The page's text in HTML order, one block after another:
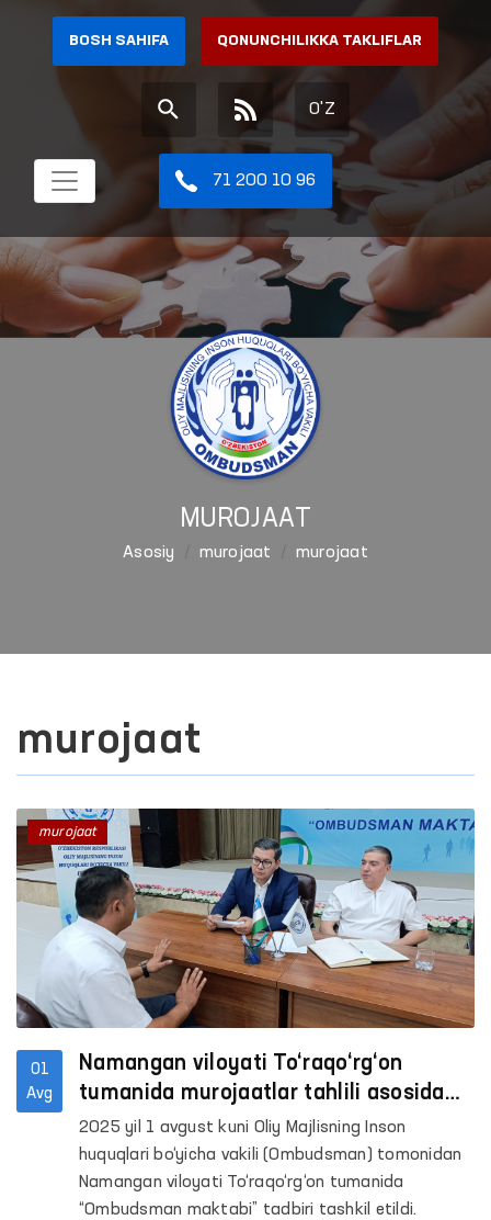
BOSH SAHIFA QONUNCHILIKKA TAKLIFLAR
O'Z
71 200 10 96
MUROJAAT
Asosiy murojaat murojaat
murojaat
01
Avg
Namangan viloyati To‘raqo‘rg‘on
tumanida murojaatlar tahlili asosida
“Ombudsman maktabi” o‘tkazildi
2025 yil 1 avgust kuni Oliy Majlisning Inson
huquqlari bo‘yicha vakili (Ombudsman) tomonidan
Namangan viloyati To‘raqo‘rg‘on tumanida
“Ombudsman maktabi” tadbiri tashkil etildi.
murojaat